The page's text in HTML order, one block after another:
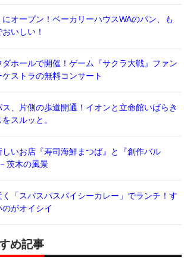
オープン！ベーカリーハウスWAのパン、も
いしい！
ホールで開催！ゲーム『サクラ大戦』ファン
ストラの無料コンサート
ス、片側の歩道開通！イオンと立命館いばらき
スルッと。
しいお店『寿司海鮮まつば』と『創作バル
茨木の風景
「スパスパスパイシーカレー」でランチ！す
のがオイシイ
め記事